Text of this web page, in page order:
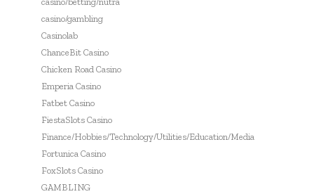
casino/gambling
Casinolab
ChanceBit Casino
Chicken Road Casino
Emperia Casino
Fatbet Casino
FiestaSlots Casino
Finance/Hobbies/Technology/Utilities/Education/Media
Fortunica Casino
FoxSlots Casino
GAMBLING